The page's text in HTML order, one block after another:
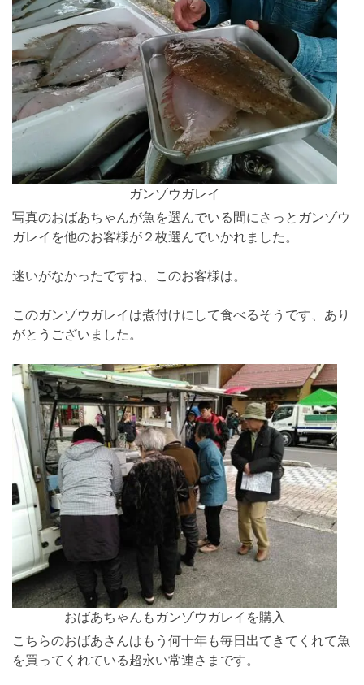
ガンゾウガレイ
写真のおばあちゃんが魚を選んでいる間にさっとガンゾウ
ガレイを他のお客様が２枚選んでいかれました。
迷いがなかったですね、このお客様は。
このガンゾウガレイは煮付けにして食べるそうです、あり
がとうございました。
おばあちゃんもガンゾウガレイを購入
こちらのおばあさんはもう何十年も毎日出てきてくれて魚
を買ってくれている超永い常連さまです。